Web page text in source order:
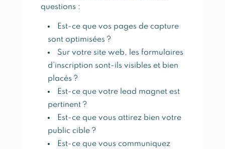
questions :
Est-ce que vos pages de capture
sont optimisées ?
Sur votre site web, les formulaires
d’inscription sont-ils visibles et bien
placés ?
Est-ce que votre lead magnet est
pertinent ?
Est-ce que vous attirez bien votre
public cible ?
Est-ce que vous communiquez